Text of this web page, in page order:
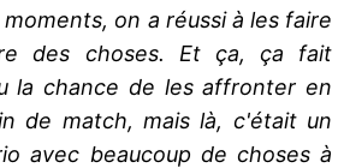
on a réussi à les faire
des choses. Et ça, ça fait
la chance de les affronter en
de match, mais là, c'était un
avec beaucoup de choses à